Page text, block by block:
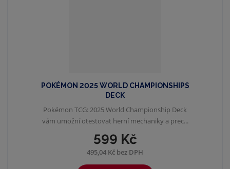
POKÉMON 2025 WORLD CHAMPIONSHIPS
DECK
599 Kč
495,04 Kč bez DPH
Pokémon TCG: 2025 World Championship Deck
vám umožní otestovat herní mechaniky a prec...